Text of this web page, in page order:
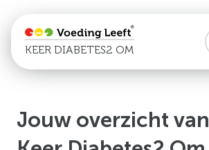
KEER DIABETES2 OM
Jouw overzicht van